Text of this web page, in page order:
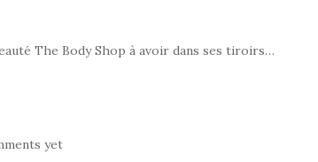
The Body Shop à avoir dans ses tiroirs…
yet